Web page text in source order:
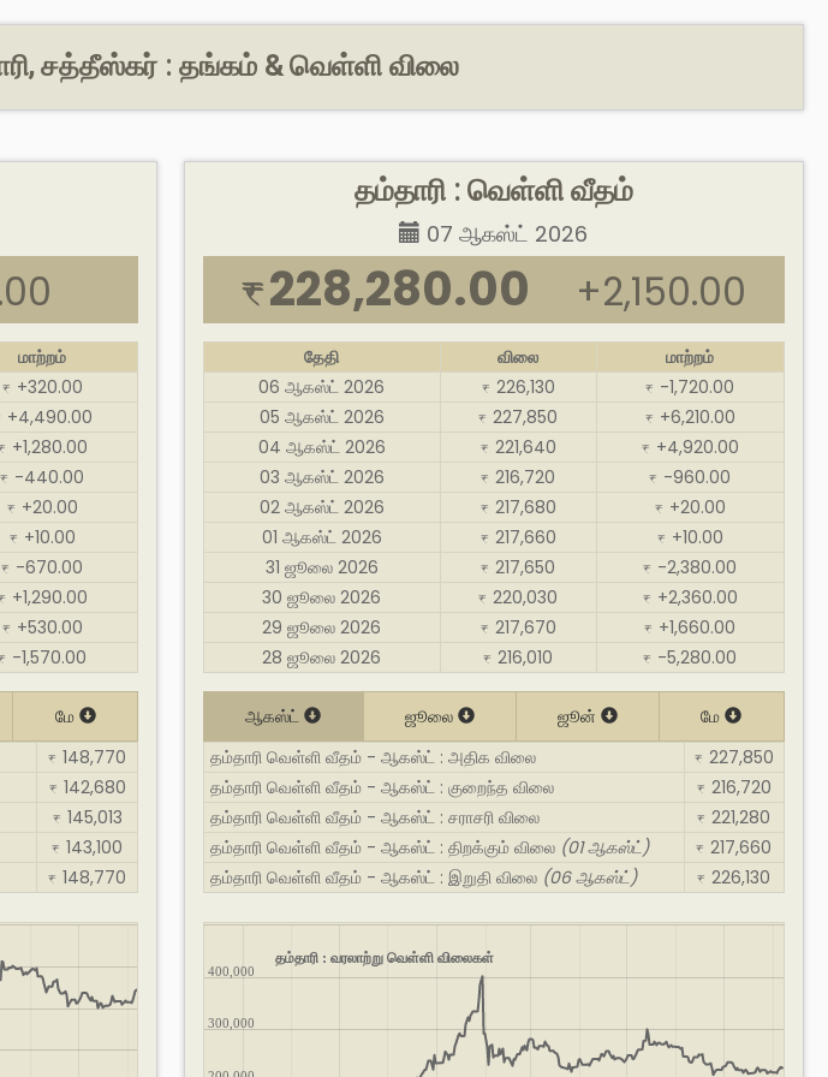
சத்தீஸ்கர் : தங்கம் & வெள்ளி விலை
மாற்றம்
₹ +320.00
+4,490.00
+1,280.00
₹ -440.00
₹ +20.00
₹ +10.00
₹ -670.00
+1,290.00
₹ +530.00
-1,570.00
மே
₹ 148,770
₹ 142,680
₹ 145,013
₹ 143,100
₹ 148,770
தம்தாரி : வெள்ளி வீதம்
07 ஆகஸ்ட் 2026
₹228,280.00 +2,150.00
தேதி விலை
மாற்றம்
06 ஆகஸ்ட் 2026
₹ 226,130 ₹ -1,720.00
05 ஆகஸ்ட் 2026
₹ 227,850 ₹ +6,210.00
04 ஆகஸ்ட் 2026
₹ 221,640 ₹ +4,920.00
03 ஆகஸ்ட் 2026
₹ 216,720 ₹ -960.00
02 ஆகஸ்ட் 2026
₹ 217,680 ₹ +20.00
01 ஆகஸ்ட் 2026
₹ 217,660 ₹ +10.00
31 ஜூலை 2026
₹ 217,650 ₹ -2,380.00
30 ஜூலை 2026
₹ 220,030 ₹ +2,360.00
29 ஜூலை 2026
₹ 217,670 ₹ +1,660.00
28 ஜூலை 2026
₹ 216,010 ₹ -5,280.00
ஆகஸ்ட் ஜூலை ஜூன்
மே
தம்தாரி வெள்ளி வீதம் - ஆகஸ்ட் : அதிக விலை
₹ 227,850
தம்தாரி வெள்ளி வீதம் - ஆகஸ்ட் : குறைந்த விலை
₹ 216,720
தம்தாரி வெள்ளி வீதம் - ஆகஸ்ட் : சராசரி விலை
₹ 221,280
தம்தாரி வெள்ளி வீதம் - ஆகஸ்ட் : திறக்கும் விலை (01 ஆகஸ்ட்) ₹ 217,660
தம்தாரி வெள்ளி வீதம் - ஆகஸ்ட் : இறுதி விலை (06 ஆகஸ்ட்) ₹ 226,130
தம்தாரி : வரலாற்று வெள்ளி விலைகள்
300,000
400,000